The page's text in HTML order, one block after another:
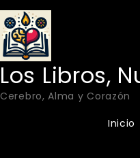
Skip
to
content
Los Libros,
Cerebro, Alma y Corazón
Inicio